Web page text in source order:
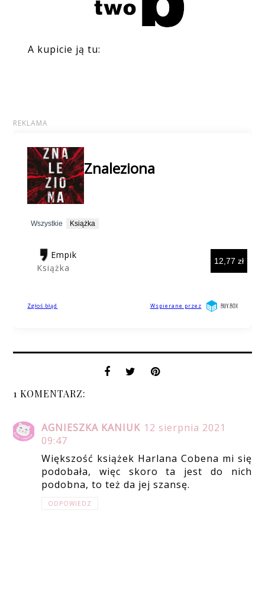
A kupicie ją tu:
1 KOMENTARZ:
AGNIESZKA KANIUK 12 sierpnia 2021
09:47
Większość książek Harlana Cobena mi się
podobała, więc skoro ta jest do nich
podobna, to też da jej szansę.
ODPOWIEDZ